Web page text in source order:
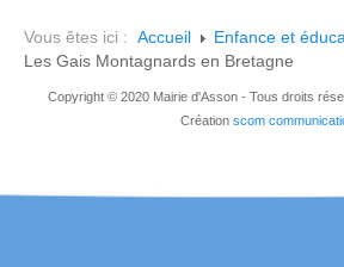
Vous êtes ici : Accueil
Enfance et
Les Gais Montagnards en Bretagne
Copyright © 2020 Mairie d'Asson - Tous droits
Création scom